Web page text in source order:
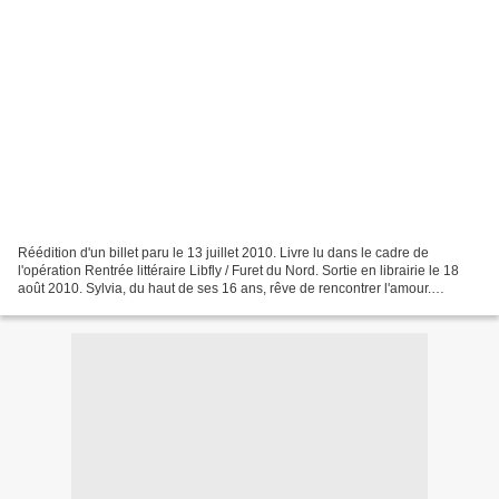
Réédition d'un billet paru le 13 juillet 2010. Livre lu dans le cadre de
l'opération Rentrée littéraire Libfly / Furet du Nord. Sortie en librairie le 18
août 2010. Sylvia, du haut de ses 16 ans, rêve de rencontrer l'amour.